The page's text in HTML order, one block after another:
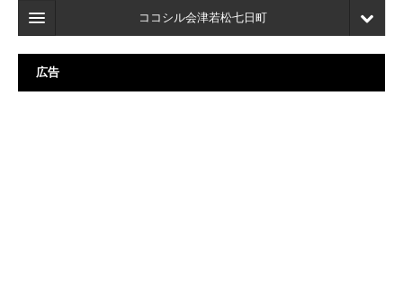
ココシル会津若松七日町
ホーム
検索
広告